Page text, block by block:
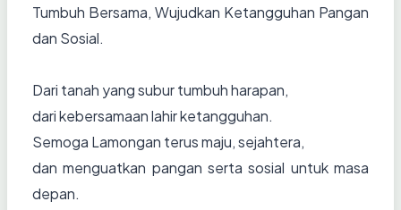
Tumbuh Bersama, Wujudkan Ketangguhan Pangan
dan Sosial.
Dari tanah yang subur tumbuh harapan,
dari kebersamaan lahir ketangguhan.
Semoga Lamongan terus maju, sejahtera,
dan menguatkan pangan serta sosial untuk masa
depan.